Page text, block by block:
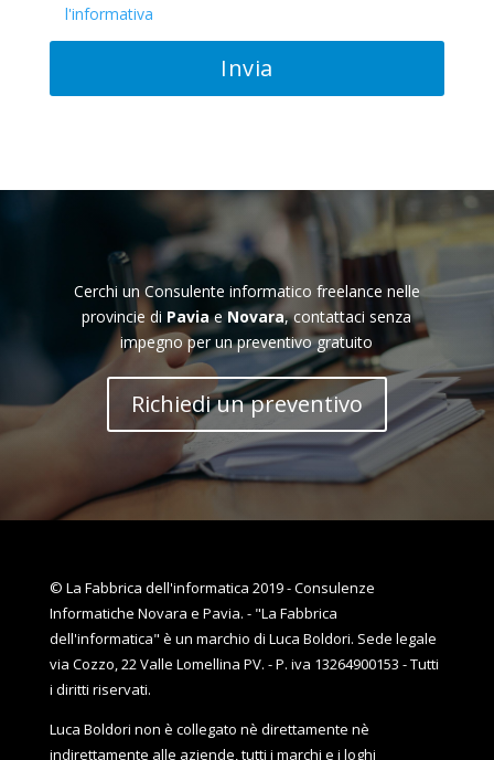
l'informativa
Cerchi un Consulente informatico freelance nelle
provincie di Paviae Novara, contattaci senza
impegno per un preventivo gratuito
Richiedi un preventivo
© La Fabbrica dell'informatica 2019 - Consulenze
Informatiche Novara e Pavia. - "La Fabbrica
dell'informatica" è un marchio di Luca Boldori. Sede legale
via Cozzo, 22 Valle Lomellina PV. - P. iva 13264900153 - Tutti
i diritti riservati.
Luca Boldori non è collegato nè direttamente nè
indirettamente alle aziende, tutti i marchi e i loghi